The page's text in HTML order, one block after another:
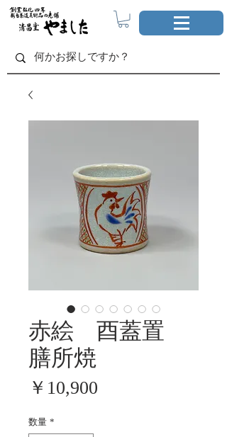
赤絵 酉蓋置
膳所焼
￥10,900
数量 *